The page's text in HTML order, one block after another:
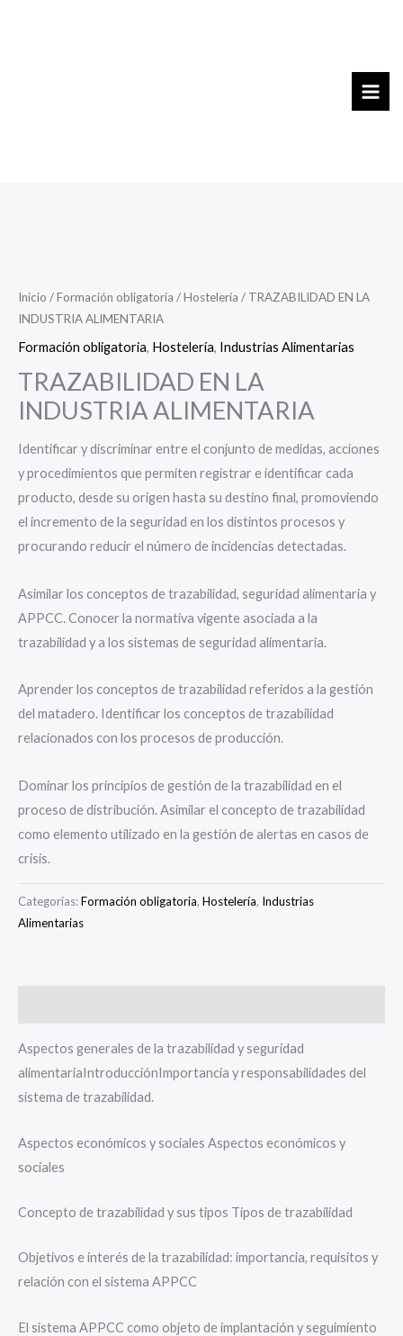
Inicio /Formación obligatoria /Hostelería / TRAZABILIDAD EN LA
INDUSTRIA ALIMENTARIA
Formación obligatoria, Hostelería, Industrias Alimentarias
TRAZABILIDAD EN LA
INDUSTRIA ALIMENTARIA
Identificar y discriminar entre el conjunto de medidas, acciones
y procedimientos que permiten registrar e identificar cada
producto, desde su origen hasta su destino final, promoviendo
el incremento de la seguridad en los distintos procesos y
procurando reducir el número de incidencias detectadas.
Asimilar los conceptos de trazabilidad, seguridad alimentaria y
APPCC. Conocer la normativa vigente asociada a la
trazabilidad y a los sistemas de seguridad alimentaria.
Aprender los conceptos de trazabilidad referidos a la gestión
del matadero. Identificar los conceptos de trazabilidad
relacionados con los procesos de producción.
Dominar los principios de gestión de la trazabilidad en el
proceso de distribución. Asimilar el concepto de trazabilidad
como elemento utilizado en la gestión de alertas en casos de
crisis.
Categorías:Formación obligatoria, Hostelería, Industrias
Alimentarias
Aspectos generales de la trazabilidad y seguridad
alimentariaIntroducciónImportancia y responsabilidades del
sistema de trazabilidad.
Aspectos económicos y sociales Aspectos económicos y
sociales
Concepto de trazabilidad y sus tipos Tipos de trazabilidad
Objetivos e interés de la trazabilidad: importancia, requisitos y
relación con el sistema APPCC
El sistema APPCC como objeto de implantación y seguimiento